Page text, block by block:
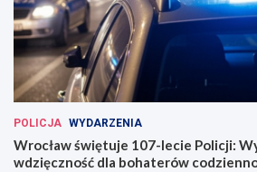
POLICJA WYDARZENIA
Wrocław świętuje 107-lecie Policji:
wdzięczność dla bohaterów